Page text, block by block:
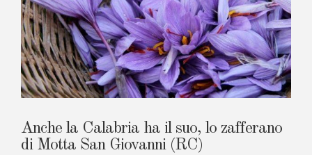
Anche la Calabria ha il suo, lo zafferano
di Motta San Giovanni (RC)